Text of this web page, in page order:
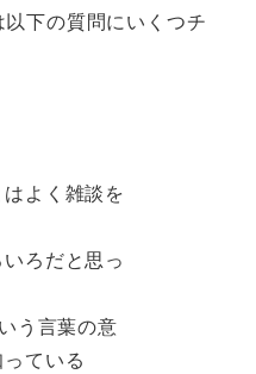
下の質問にいくつチ
はよく雑談を
いろだと思っ
う言葉の意
ている